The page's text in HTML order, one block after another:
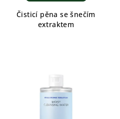
Čisticí pěna se šnečím
extraktem